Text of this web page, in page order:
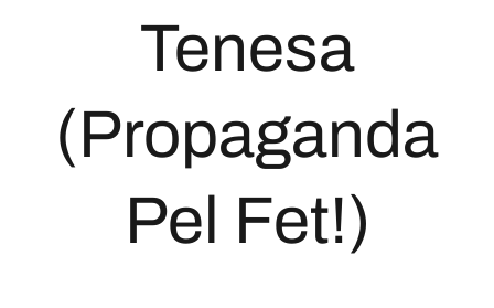
Tenesa
(Propaganda
Pel Fet!)